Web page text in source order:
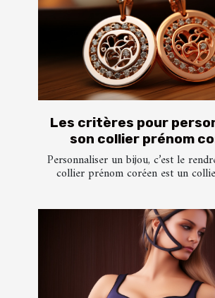
Les critères pour
son collier prénom
Personnaliser un bijou, c’est le
collier prénom coréen est un